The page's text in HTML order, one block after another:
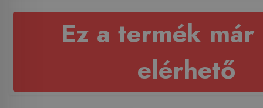
Ez a termék már
elérhető